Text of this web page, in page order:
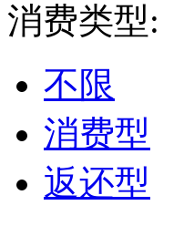
消费类型:
不限
消费型
返还型